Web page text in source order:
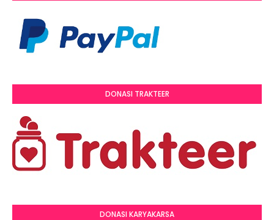
DONASI TRAKTEER
DONASI KARYAKARSA